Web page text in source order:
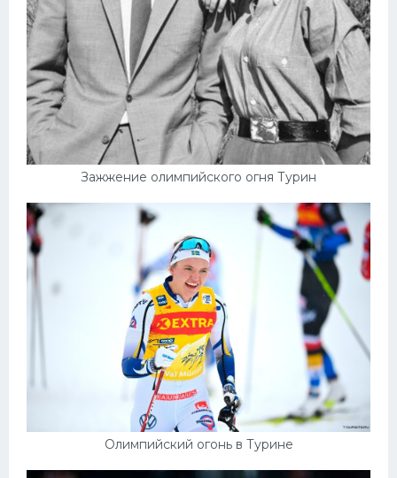
Зажжение олимпийского огня Турин
Олимпийский огонь в Турине